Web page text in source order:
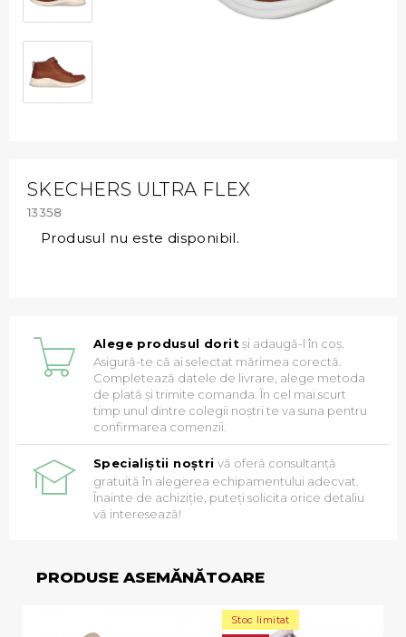
SKECHERS ULTRA FLEX
13358
Produsul nu este disponibil.
Alege produsul doritși adaugă-l în coș.
Asigură-te că ai selectat mărimea corectă.
Completează datele de livrare, alege metoda
de plată și trimite comanda. În cel mai scurt
timp unul dintre colegii noștri te va suna pentru
confirmarea comenzii.
Specialiștii noștri vă oferă consultanță
gratuită în alegerea echipamentului adecvat.
Înainte de achiziție, puteți solicita orice detaliu
vă interesează!
PRODUSE ASEMĂNĂTOARE
Stoc limitat